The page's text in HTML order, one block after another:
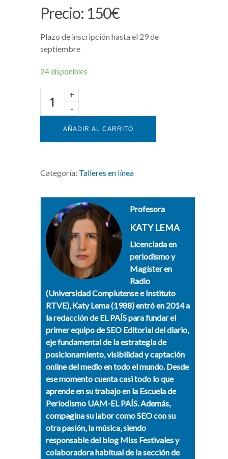
150€
Plazo de inscripción hasta el 29 de
septiembre
24 disponibles
AÑADIR AL CARRITO
Categoría: Talleres en línea
Profesora
KATY LEMA
Licenciada en
periodismo y
Magíster en
Radio
(Universidad Complutense e Instituto
RTVE), Katy Lema (1988) entró en 2014 a
la redacción de EL PAÍS para fundar el
primer equipo de SEO Editorial del diario,
eje fundamental de la estrategia de
posicionamiento, visibilidad y captación
online del medio en todo el mundo. Desde
ese momento cuenta casi todo lo que
aprende en su trabajo en la Escuela de
Periodismo UAM-EL PAÍS. Además,
compagina su labor como SEO con su
otra pasión, la música, siendo
responsable del blog Miss Festivales y
colaboradora habitual de la sección de